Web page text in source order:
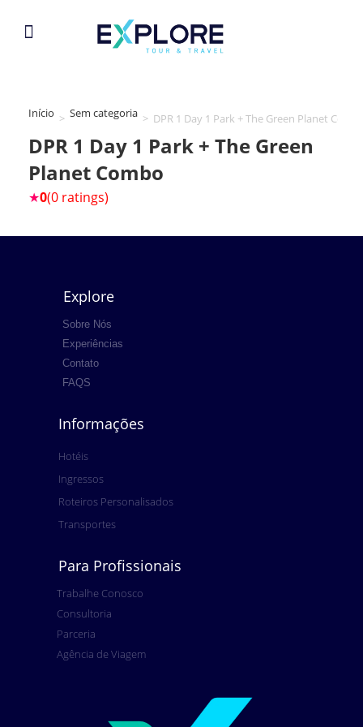
Início > Sem categoria > DPR 1 Day 1 Park + The Green Planet
DPR 1 Day 1 Park + The Green
Planet Combo
★0(0 ratings)
Explore
Sobre Nós
Experiências
Contato
FAQS
Informações
Hotéis
Ingressos
Roteiros Personalisados
Transportes
Para Profissionais
Trabalhe Conosco
Consultoria
Parceria
Agência de Viagem